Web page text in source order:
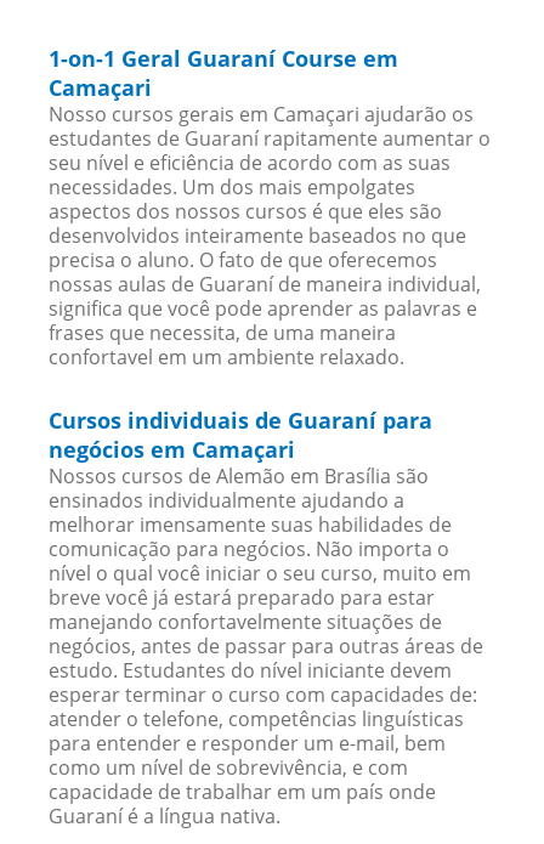
1-on-1 Geral Guaraní Course em
Camaçari
Nosso cursos gerais em Camaçari ajudarão os
estudantes de Guaraní rapitamente aumentar o
seu nível e eficiência de acordo com as suas
necessidades. Um dos mais empolgates
aspectos dos nossos cursos é que eles são
desenvolvidos inteiramente baseados no que
precisa o aluno. O fato de que oferecemos
nossas aulas de Guaraní de maneira individual,
significa que você pode aprender as palavras e
frases que necessita, de uma maneira
confortavel em um ambiente relaxado.
Cursos individuais de Guaraní para
negócios em Camaçari
Nossos cursos de Alemão em Brasília são
ensinados individualmente ajudando a
melhorar imensamente suas habilidades de
comunicação para negócios. Não importa o
nível o qual você iniciar o seu curso, muito em
breve você já estará preparado para estar
manejando confortavelmente situações de
negócios, antes de passar para outras áreas de
estudo. Estudantes do nível iniciante devem
esperar terminar o curso com capacidades de:
atender o telefone, competências linguísticas
para entender e responder um e-mail, bem
como um nível de sobrevivência, e com
capacidade de trabalhar em um país onde
Guaraní é a língua nativa.